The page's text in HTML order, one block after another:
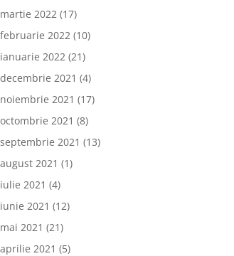
martie 2022 (17)
februarie 2022 (10)
ianuarie 2022 (21)
decembrie 2021 (4)
noiembrie 2021 (17)
octombrie 2021 (8)
septembrie 2021 (13)
august 2021 (1)
iulie 2021 (4)
iunie 2021 (12)
mai 2021 (21)
aprilie 2021 (5)